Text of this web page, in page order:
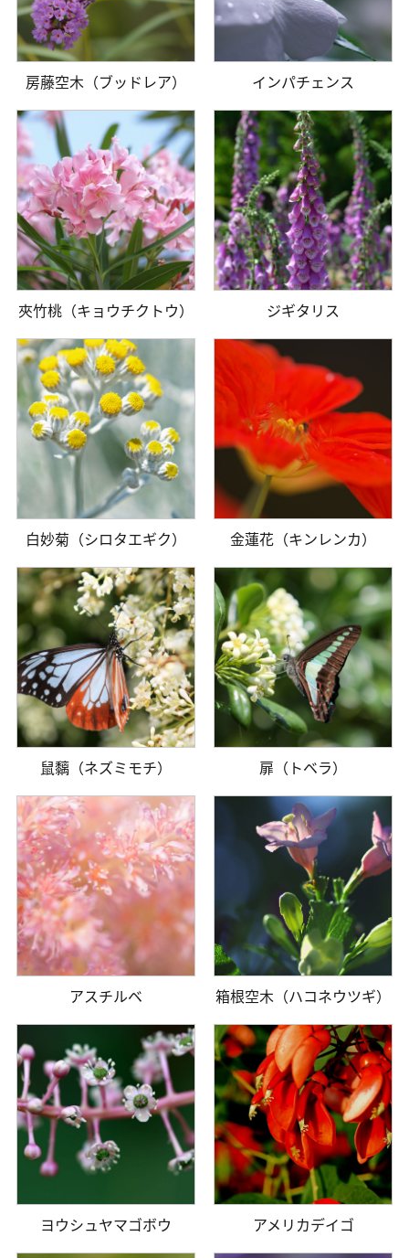
房藤空木（ブッドレア） インパチェンス
夾竹桃（キョウチクトウ） ジギタリス
白妙菊（シロタエギク） 金蓮花（キンレンカ）
鼠黐（ネズミモチ） 扉（トベラ）
アスチルベ 箱根空木（ハコネウツギ）
ヨウシュヤマゴボウ アメリカデイゴ